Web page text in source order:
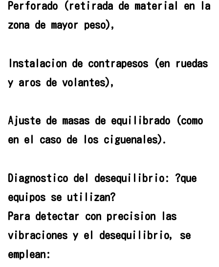
Perforado (retirada de material en la
zona de mayor peso),
Instalacion de contrapesos (en ruedas
y aros de volantes),
Ajuste de masas de equilibrado (como
en el caso de los ciguenales).
Diagnostico del desequilibrio: ?que
equipos se utilizan?
Para detectar con precision las
vibraciones y el desequilibrio, se
emplean: